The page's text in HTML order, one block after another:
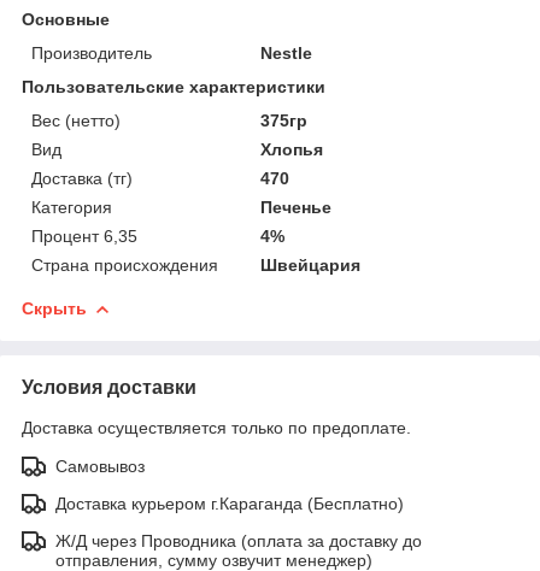
Основные
Производитель
Nestle
Пользовательские характеристики
Вес (нетто)
375гр
Вид
Хлопья
Доставка (тг)
470
Категория
Печенье
Процент 6,35
4%
Страна происхождения
Швейцария
Скрыть
Условия доставки
Доставка осуществляется только по предоплате.
Самовывоз
Доставка курьером г.Караганда (Бесплатно)
Ж/Д через Проводника (оплата за доставку до
отправления, сумму озвучит менеджер)